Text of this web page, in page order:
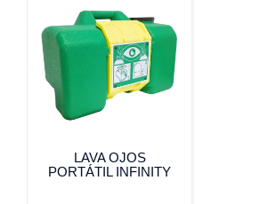
LAVA OJOS
PORTÁTIL INFINITY